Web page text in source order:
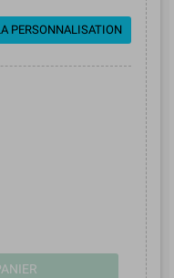
PERSONNALISATION